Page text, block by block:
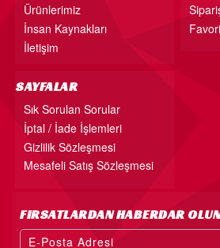
RAKAM MUM
PLEKSİ ÜRÜNLER
Ürünlerimiz
İnsan Kaynakları
İletişim
SAYFALAR
Sık Sorulan Sorular
İptal / İade İşlemleri
Gizlilik Sözleşmesi
Mesafeli Satış Sözleşmesi
FIRSATLARDAN HABERDAR OLUN